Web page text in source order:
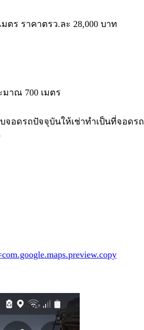
ตร ราคาตรว.ละ 28,000 บาท
าณ 700 เมตร
จอดรถปัจจุบันให้เช่าทำเป็นที่จอดรถ